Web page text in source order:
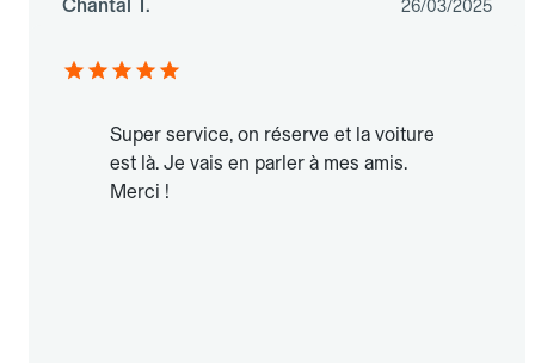
Chantal T. 26/03/2025
Super service, on réserve et la voiture
est là. Je vais en parler à mes amis.
Merci !